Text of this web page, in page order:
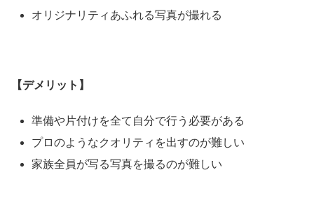
オリジナリティあふれる写真が撮れる
【デメリット】
準備や片付けを全て自分で行う必要がある
プロのようなクオリティを出すのが難しい
家族全員が写る写真を撮るのが難しい